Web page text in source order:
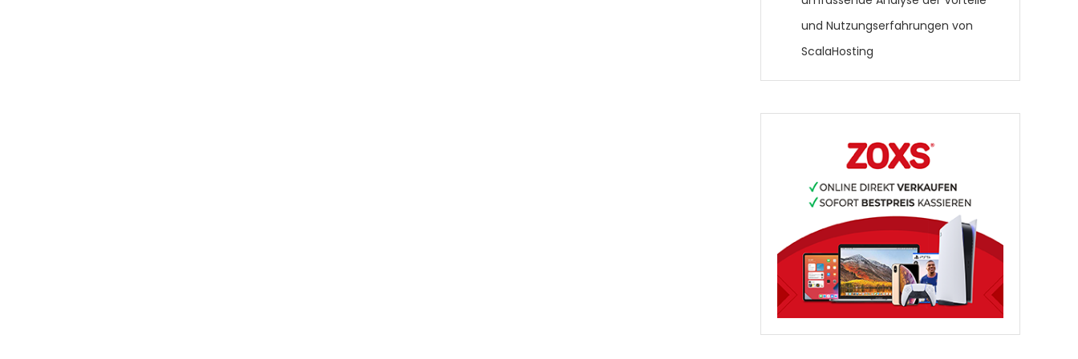
und Nutzungserfahrungen von
ScalaHosting